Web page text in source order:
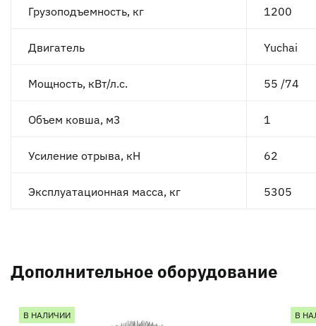
Грузоподъемность, кг 1200
Двигатель Yuchai
Мощность, кВт/л.с. 55 /74
Объем ковша, м3 1
Усиление отрыва, кН 62
Эксплуатационная масса, кг 5305
Дополнительное оборудование
В НАЛИЧИИ В